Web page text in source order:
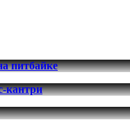
питбайке
кантри